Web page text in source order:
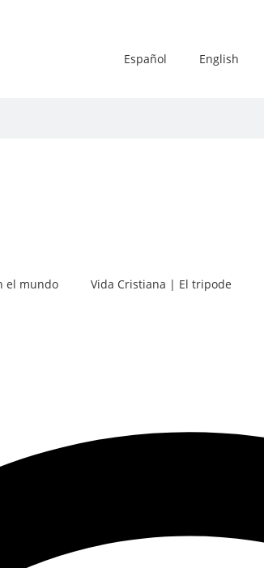
Español English
el mundo Vida Cristiana | El tripode